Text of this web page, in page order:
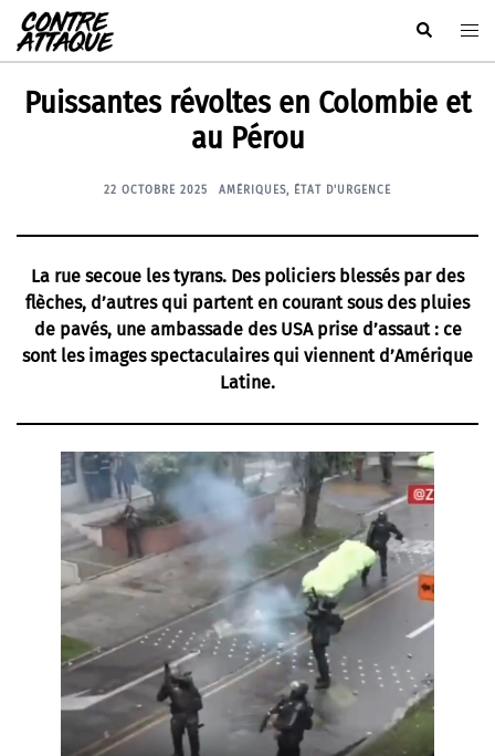
Aller
au
contenu
Rechercher
Puissantes révoltes en Colombie et
au Pérou
22 OCTOBRE 2025 AMÉRIQUES, ÉTAT D'URGENCE
La rue secoue les tyrans. Des policiers blessés par des
flèches, d’autres qui partent en courant sous des pluies
de pavés, une ambassade des USA prise d’assaut : ce
sont les images spectaculaires qui viennent d’Amérique
Latine.